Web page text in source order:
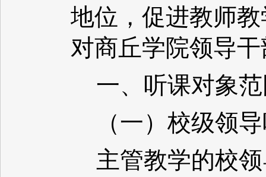
地位，促进教师
对商丘学院领导
一、听课对象
（一）校级领
主管教学的校